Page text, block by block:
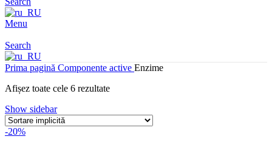
Menu
Search
Prima pagină Componente active Enzime
Afișez toate cele 6 rezultate
Show sidebar
-20%